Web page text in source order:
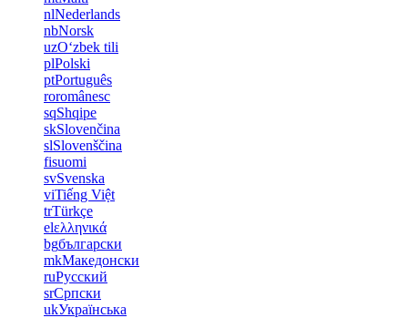
nlNederlands
nbNorsk
uzOʻzbek tili
plPolski
ptPortuguês
roromânesc
sqShqipe
skSlovenčina
slSlovenščina
fisuomi
svSvenska
viTiếng Việt
trTürkçe
elελληνικά
bgбългарски
mkМакедонски
ruРусский
srСрпски
ukУкраїнська